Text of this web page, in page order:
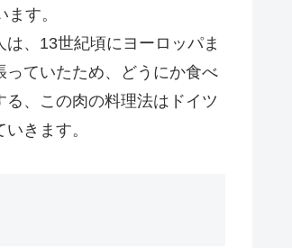
す。
、13世紀頃にヨーロッパま
ていたため、どうにか食べ
、この肉の料理法はドイツ
きます。